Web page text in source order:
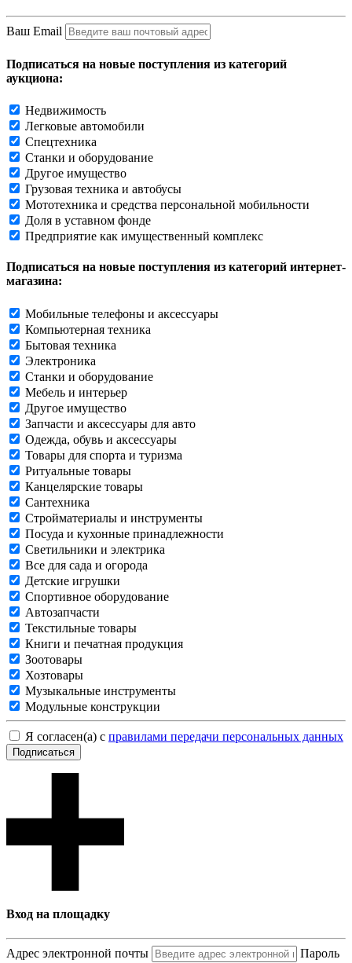
Ваш Email
Подписаться на новые поступления из категорий
аукциона:
Недвижимость
Легковые автомобили
Спецтехника
Станки и оборудование
Другое имущество
Грузовая техника и автобусы
Мототехника и средства персональной мобильности
Доля в уставном фонде
Предприятие как имущественный комплекс
Подписаться на новые поступления из категорий интернет-
магазина:
Мобильные телефоны и аксессуары
Компьютерная техника
Бытовая техника
Электроника
Станки и оборудование
Мебель и интерьер
Другое имущество
Запчасти и аксессуары для авто
Одежда, обувь и аксессуары
Товары для спорта и туризма
Ритуальные товары
Канцелярские товары
Сантехника
Стройматериалы и инструменты
Посуда и кухонные принадлежности
Светильники и электрика
Все для сада и огорода
Детские игрушки
Спортивное оборудование
Автозапчасти
Текстильные товары
Книги и печатная продукция
Зоотовары
Хозтовары
Музыкальные инструменты
Модульные конструкции
Я согласен(а) с правилами передачи персональных данных
Подписаться
Вход на площадку
Адрес электронной почты
Пароль